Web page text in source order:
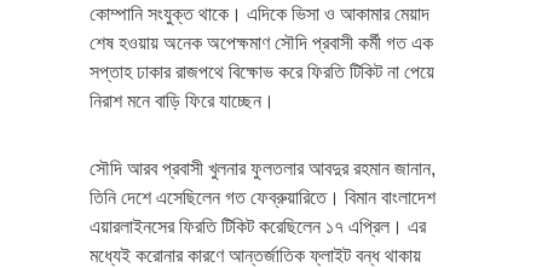
কোম্পানি সংযুক্ত থাকে। এদিকে ভিসা ও আকামার মেয়াদ
শেষ হওয়ায় অনেক অপেক্ষমাণ সৌদি প্রবাসী কর্মী গত এক
সপ্তাহ ঢাকার রাজপথে বিক্ষোভ করে ফিরতি টিকিট না পেয়ে
নিরাশ মনে বাড়ি ফিরে যাচ্ছেন।
সৌদি আরব প্রবাসী খুলনার ফুলতলার আবদুর রহমান জানান,
তিনি দেশে এসেছিলেন গত ফেব্রুয়ারিতে। বিমান বাংলাদেশ
এয়ারলাইনসের ফিরতি টিকিট করেছিলেন ১৭ এপ্রিল। এর
মধ্যেই করোনার কারণে আন্তর্জাতিক ফ্লাইট বন্ধ থাকায়